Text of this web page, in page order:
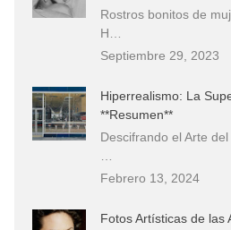
Rostros bonitos de
H…
Septiembre 29, 2023
Hiperrealismo: La
**Resumen**
Descifrando el Arte
Febrero 13, 2024
Fotos Artísticas de las